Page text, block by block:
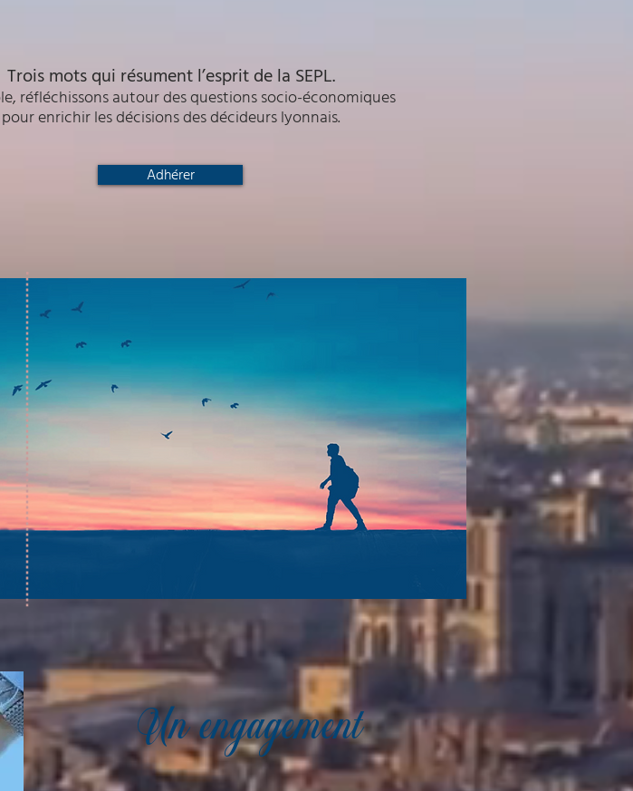
Trois mots qui résument l’esprit de la SEPL.
réfléchissonsautour des questionssocio-économiques
pour enrichir les décisions des décideurs lyonnais.
Adhérer
Un engagement